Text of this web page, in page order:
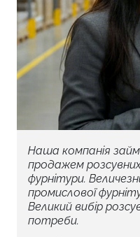
Наша компанія
продажем
фурнітури.
промислової
Великий вибір
потреби.